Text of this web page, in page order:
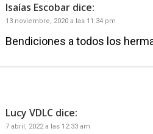
Isaías Escobar dice:
13 noviembre, 2020 a las 11:34 pm
Bendiciones a todos los
Lucy VDLC dice:
7 abril, 2022 a las 12:33 am